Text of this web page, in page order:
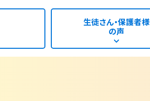
生徒さん・保護者様
の声